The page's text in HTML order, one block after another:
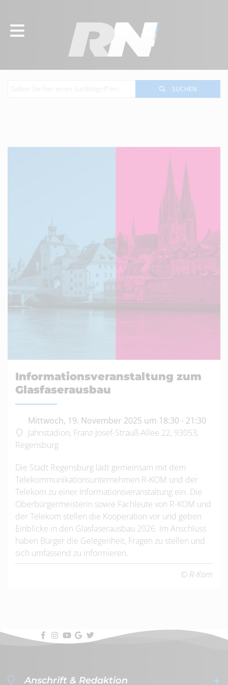
SUCHEN
Informationsveranstaltung zum
Glasfaserausbau
Mittwoch, 19. November 2025 um 18:30 - 21:30
Jahnstadion, Franz-Josef-Strauß-Allee 22, 93053,
Regensburg
Die Stadt Regensburg lädt gemeinsam mit dem
Telekommunikationsunternehmen R-KOM und der
Telekom zu einer Informationsveranstaltung ein. Die
Oberbürgermeisterin sowie Fachleute von R-KOM und
der Telekom stellen die Kooperation vor und geben
Einblicke in den Glasfaserausbau 2026. Im Anschluss
haben Bürger die Gelegenheit, Fragen zu stellen und
sich umfassend zu informieren.
© R-Kom
Anschrift & Redaktion